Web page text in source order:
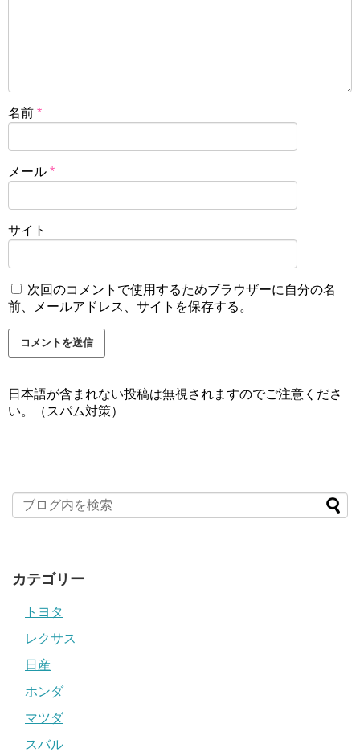
名前 *
メール *
サイト
次回のコメントで使用するためブラウザーに自分の名
前、メールアドレス、サイトを保存する。
日本語が含まれない投稿は無視されますのでご注意くださ
い。（スパム対策）
カテゴリー
トヨタ
レクサス
日産
ホンダ
マツダ
スバル